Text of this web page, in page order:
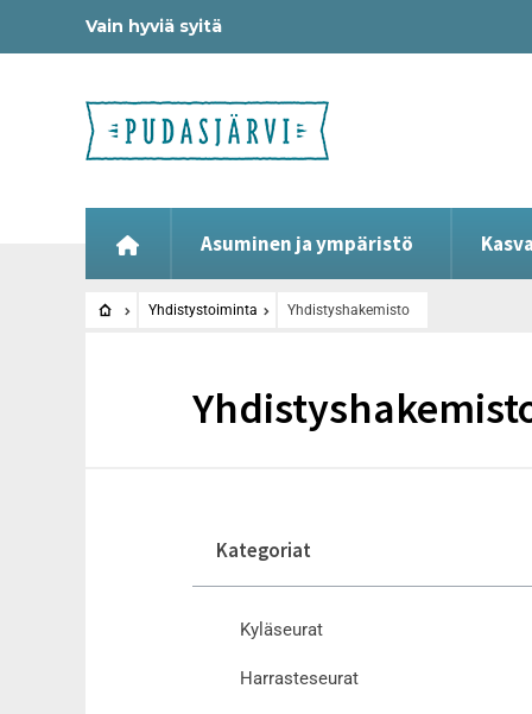
Vain hyviä syitä
Asuminen ja ympäristö
Yhdistystoiminta Yhdistyshakemisto
Kategoriat
Kyläseurat
Harrasteseurat